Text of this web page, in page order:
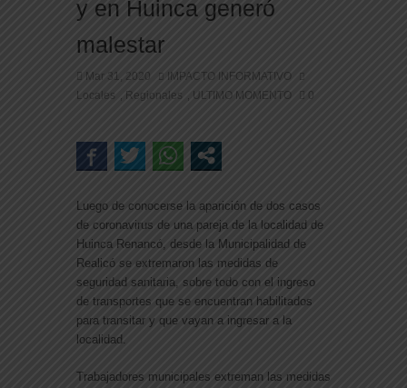
y en Huinca generó
malestar
Mar 31, 2020
IMPACTO INFORMATIVO
Locales
Regionales ULTIMO MOMENTO 0
Luego de conocerse la aparición de dos casos
de coronavirus de una pareja de la localidad de
Huinca Renancó, desde la Municipalidad de
Realicó se extremaron las medidas de
seguridad sanitaria, sobre todo con el ingreso
de transportes que se encuentran habilitados
para transitar y que vayan a ingresar a la
localidad.
Trabajadores municipales extreman las medidas